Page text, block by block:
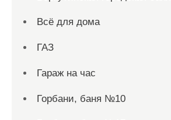
Всё для дома
ГАЗ
Гараж на час
Горбани, баня №10